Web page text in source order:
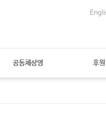
공동체상영 후원